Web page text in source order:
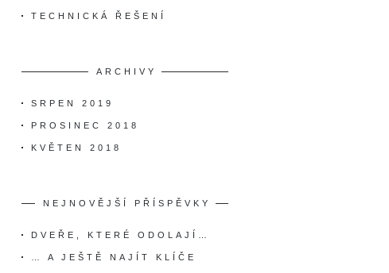
TECHNICKÁ ŘEŠENÍ
ARCHIVY
SRPEN 2019
PROSINEC 2018
KVĚTEN 2018
NEJNOVĚJŠÍ PŘÍSPĚVKY
DVEŘE, KTERÉ ODOLAJÍ…
… A JEŠTĚ NAJÍT KLÍČE